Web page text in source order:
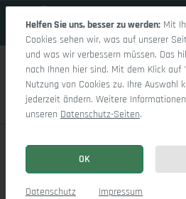
Sitz Concept smart 1001 Canapé
Produktbilder
Helfen Sie uns, besser zu werden: Mit
Cookies sehen wir, was auf unserer
und was wir verbessern müssen. Das
nach Ihnen hier sind. Mit dem Klick auf
Nutzung von Cookies zu. Ihre Auswahl
jederzeit ändern. Weitere
unseren Datenschutz-Seiten.
OK
Datenschutz Impressum